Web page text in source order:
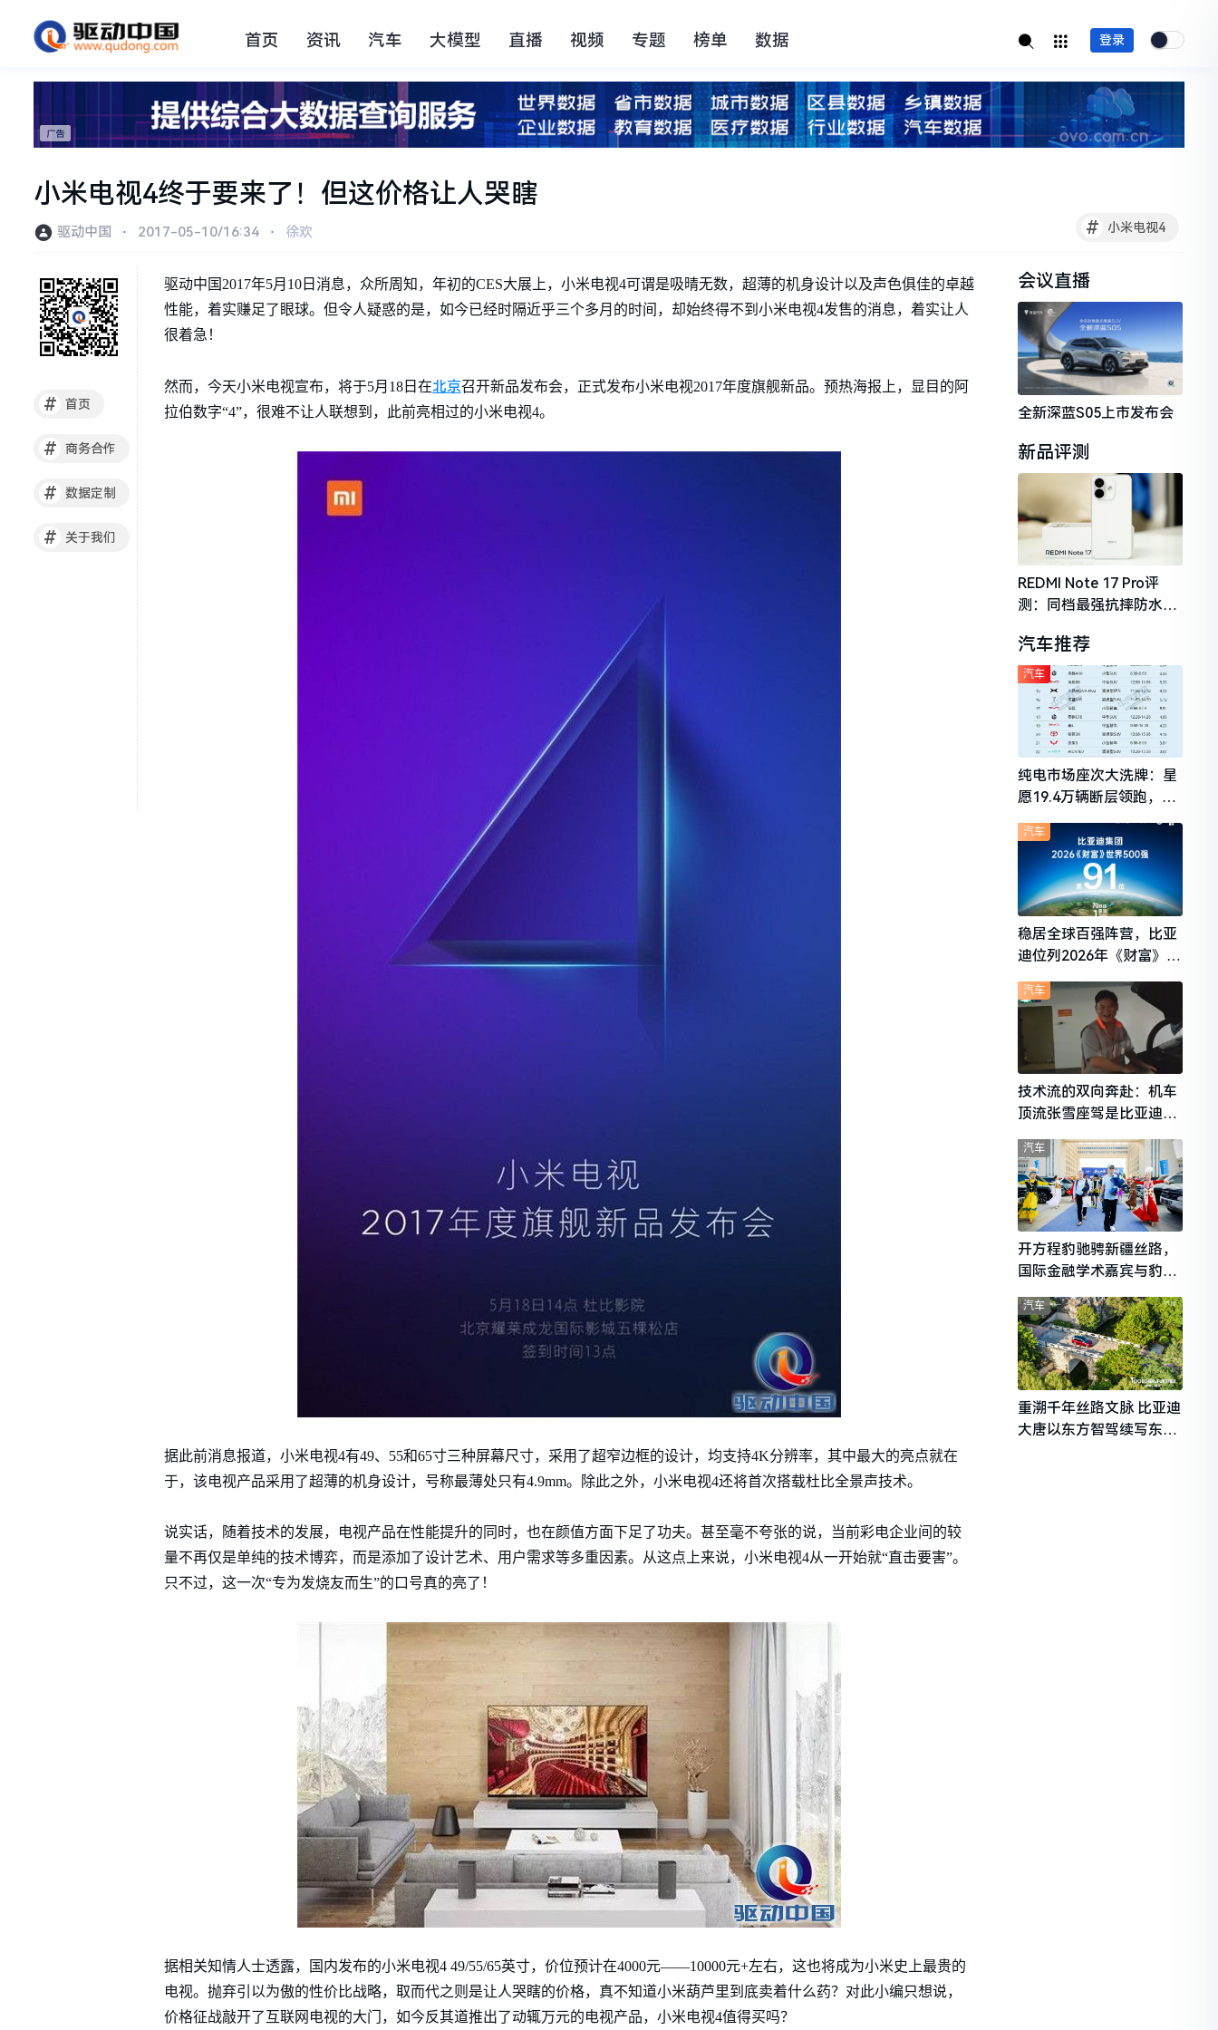
首页 资讯 汽车 大模型 直播 视频 专题 榜单 数据 登录
小米电视4终于要来了！但这价格让人哭瞎
# 小米电视4
驱动中国 ⋅ 2017-05-10/16:34 ⋅ 徐欢
# 首页
# 商务合作
# 数据定制
# 关于我们
驱动中国2017年5月10日消息，众所周知，年初的CES大展上，小米电视4可谓是吸晴无数，超薄的机身设计以及声色俱佳的卓越
性能，着实赚足了眼球。但令人疑惑的是，如今已经时隔近乎三个多月的时间，却始终得不到小米电视4发售的消息，着实让人
很着急！
然而，今天小米电视宣布，将于5月18日在北京召开新品发布会，正式发布小米电视2017年度旗舰新品。预热海报上，显目的阿
拉伯数字“4”，很难不让人联想到，此前亮相过的小米电视4。
据此前消息报道，小米电视4有49、55和65寸三种屏幕尺寸，采用了超窄边框的设计，均支持4K分辨率，其中最大的亮点就在
于，该电视产品采用了超薄的机身设计，号称最薄处只有4.9mm。除此之外，小米电视4还将首次搭载杜比全景声技术。
说实话，随着技术的发展，电视产品在性能提升的同时，也在颜值方面下足了功夫。甚至毫不夸张的说，当前彩电企业间的较
量不再仅是单纯的技术博弈，而是添加了设计艺术、用户需求等多重因素。从这点上来说，小米电视4从一开始就“直击要害”。
只不过，这一次“专为发烧友而生”的口号真的亮了！
据相关知情人士透露，国内发布的小米电视4 49/55/65英寸，价位预计在4000元——10000元+左右，这也将成为小米史上最贵的
电视。抛弃引以为傲的性价比战略，取而代之则是让人哭瞎的价格，真不知道小米葫芦里到底卖着什么药？对此小编只想说，
价格征战敲开了互联网电视的大门，如今反其道推出了动辄万元的电视产品，小米电视4值得买吗？
会议直播
全新深蓝S05上市发布会
新品评测
REDMI Note 17 Pro评
测：同档最强抗摔防水，
守门员
汽车推荐
纯电市场座次大洗牌：星
愿19.4万辆断层领跑，理
想i6成最强黑马
汽车
稳居全球百强阵营，比亚
迪位列2026年《财富》世
汽车
技术流的双向奔赴：机车
顶流张雪座驾是比亚迪秦
L
汽车
开方程豹驰骋新疆丝路，
国际金融学术嘉宾与豹友
共赴山海热爱
汽车
重溯千年丝路文脉 比亚迪
大唐以东方智驾续写东西
汽车